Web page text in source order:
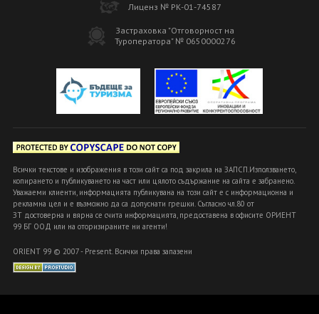
Лиценз № РК-01-74587
Застраховка "Отговорност на
Туроператора" № 0650000276
Всички текстове и изображения в този сайт са под закрила на ЗАПСП.Използването,
копирането и публикуването на част или цялото съдържание на сайта е забранено.
Уважаеми клиенти, информацията публикувана на този сайт е с информационна и
рекламна цел и е възможно да са допуснати грешки. Съгласно чл.80 от
ЗТ достоверна и вярна се счита информацията, предоставена в офисите ОРИЕНТ
99 БГ ООД или на оторизираните ни агенти!
ORIENT 99 © 2007 - Present. Всички права запазени